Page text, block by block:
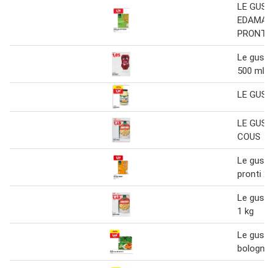
LE
PRONTI
Le
500 ml
LE
LE
COUS
Le
pronti
Le
1 kg
Le